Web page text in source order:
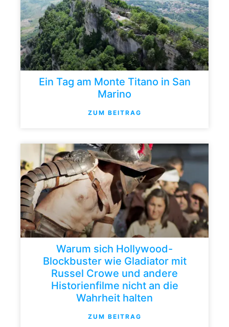
Ein Tag am Monte Titano in San
Marino
ZUM BEITRAG
Warum sich Hollywood-
Blockbuster wie Gladiator mit
Russel Crowe und andere
Historienfilme nicht an die
Wahrheit halten
ZUM BEITRAG